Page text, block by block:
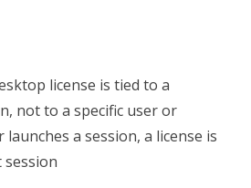
license is tied to a
not to a specific user or
launches a session, a license is